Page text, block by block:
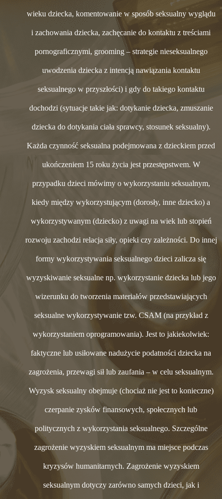
wieku dziecka, komentowanie w sposób seksualny wyglądu
i zachowania dziecka, zachęcanie do kontaktu z treściami
pornograficznymi, grooming – strategie nieseksualnego
uwodzenia dziecka z intencją nawiązania kontaktu
seksualnego w przyszłości) i gdy do takiego kontaktu
dochodzi (sytuacje takie jak: dotykanie dziecka, zmuszanie
dziecka do dotykania ciała sprawcy, stosunek seksualny).
Każda czynność seksualna podejmowana z dzieckiem przed
ukończeniem 15 roku życia jest przestępstwem. W
przypadku dzieci mówimy o wykorzystaniu seksualnym,
kiedy między wykorzystującym (dorosły, inne dziecko) a
wykorzystywanym (dziecko) z uwagi na wiek lub stopień
rozwoju zachodzi relacja siły, opieki czy zależności. Do innej
formy wykorzystywania seksualnego dzieci zalicza się
wyzyskiwanie seksualne np. wykorzystanie dziecka lub jego
wizerunku do tworzenia materiałów przedstawiających
seksualne wykorzystywanie tzw. CSAM (na przykład z
wykorzystaniem oprogramowania). Jest to jakiekolwiek:
faktyczne lub usiłowane nadużycie podatności dziecka na
zagrożenia, przewagi sił lub zaufania – w celu seksualnym.
Wyzysk seksualny obejmuje (chociaż nie jest to konieczne)
czerpanie zysków finansowych, społecznych lub
politycznych z wykorzystania seksualnego. Szczególne
zagrożenie wyzyskiem seksualnym ma miejsce podczas
kryzysów humanitarnych. Zagrożenie wyzyskiem
seksualnym dotyczy zarówno samych dzieci, jak i